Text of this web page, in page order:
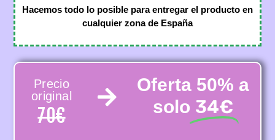
Hacemos todo lo posible para entregar el producto en
cualquier zona de España
Precio
original
70€
Oferta 50% a
solo 34€